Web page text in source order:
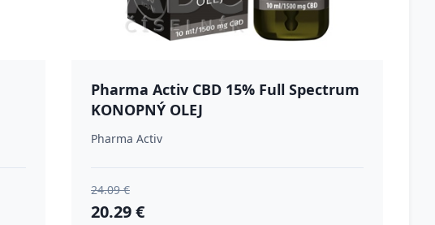
Pharma Activ CBD 15% Full Spectrum
KONOPNÝ OLEJ
Pharma Activ
24.09 €
20.29 €